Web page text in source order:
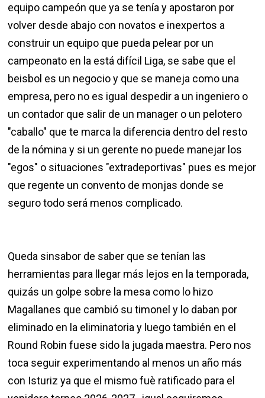
equipo campeón que ya se tenía y apostaron por
volver desde abajo con novatos e inexpertos a
construir un equipo que pueda pelear por un
campeonato en la está difícil Liga, se sabe que el
beisbol es un negocio y que se maneja como una
empresa, pero no es igual despedir a un ingeniero o
un contador que salir de un manager o un pelotero
"caballo" que te marca la diferencia dentro del resto
de la nómina y si un gerente no puede manejar los
"egos" o situaciones "extradeportivas" pues es mejor
que regente un convento de monjas donde se
seguro todo será menos complicado.
Queda sinsabor de saber que se tenían las
herramientas para llegar más lejos en la temporada,
quizás un golpe sobre la mesa como lo hizo
Magallanes que cambió su timonel y lo daban por
eliminado en la eliminatoria y luego también en el
Round Robin fuese sido la jugada maestra. Pero nos
toca seguir experimentando al menos un año más
con Isturiz ya que el mismo fuè ratificado para el